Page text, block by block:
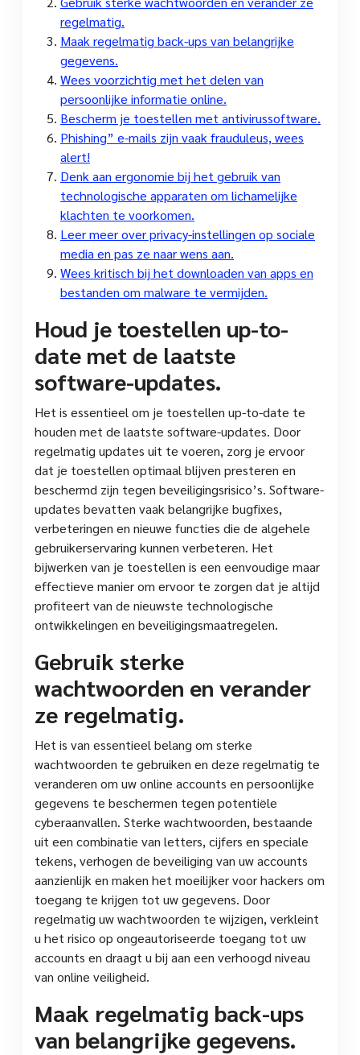
regelmatig.
Maak regelmatig back-ups van belangrijke
gegevens.
Wees voorzichtig met het delen van
persoonlijke informatie online.
Bescherm je toestellen met antivirussoftware.
Phishing” e-mails zijn vaak frauduleus, wees
alert!
Denk aan ergonomie bij het gebruik van
technologische apparaten om lichamelijke
klachten te voorkomen.
Leer meer over privacy-instellingen op sociale
media en pas ze naar wens aan.
Wees kritisch bij het downloaden van apps en
bestanden om malware te vermijden.
Houd je toestellen up-to-
date met de laatste
software-updates.
Het is essentieel om je toestellen up-to-date te
houden met de laatste software-updates. Door
regelmatig updates uit te voeren, zorg je ervoor
dat je toestellen optimaal blijven presteren en
beschermd zijn tegen beveiligingsrisico’s. Software-
updates bevatten vaak belangrijke bugfixes,
verbeteringen en nieuwe functies die de algehele
gebruikerservaring kunnen verbeteren. Het
bijwerken van je toestellen is een eenvoudige maar
effectieve manier om ervoor te zorgen dat je altijd
profiteert van de nieuwste technologische
ontwikkelingen en beveiligingsmaatregelen.
Gebruik sterke
wachtwoorden en verander
ze regelmatig.
Het is van essentieel belang om sterke
wachtwoorden te gebruiken en deze regelmatig te
veranderen om uw online accounts en persoonlijke
gegevens te beschermen tegen potentiële
cyberaanvallen. Sterke wachtwoorden, bestaande
uit een combinatie van letters, cijfers en speciale
tekens, verhogen de beveiliging van uw accounts
aanzienlijk en maken het moeilijker voor hackers om
toegang te krijgen tot uw gegevens. Door
regelmatig uw wachtwoorden te wijzigen, verkleint
u het risico op ongeautoriseerde toegang tot uw
accounts en draagt u bij aan een verhoogd niveau
van online veiligheid.
Maak regelmatig back-ups
van belangrijke gegevens.